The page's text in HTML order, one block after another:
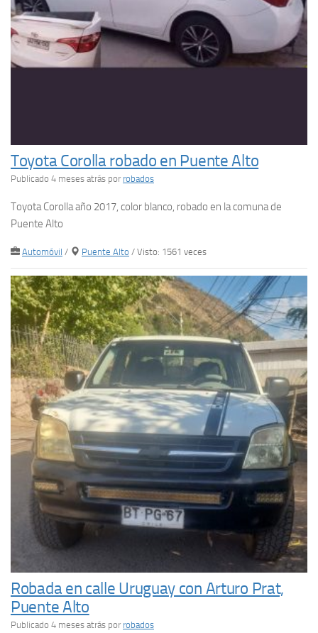
Toyota Corolla robado en Puente Alto
Publicado 4 meses atrás por robados
Toyota Corolla año 2017, color blanco, robado en la comuna de
Puente Alto
Automóvil / Puente Alto / Visto: 1561 veces
Robada en calle Uruguay con Arturo Prat,
Puente Alto
Publicado 4 meses atrás por robados